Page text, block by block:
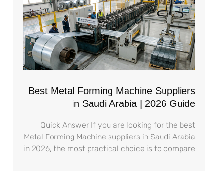
Best Metal Forming Machine Suppliers
in Saudi Arabia | 2026 Guide
Quick Answer If you are looking for the best
Metal Forming Machine suppliers in Saudi Arabia
in 2026, the most practical choice is to compare